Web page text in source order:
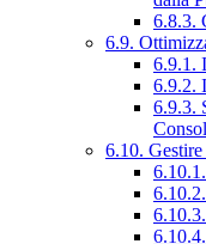
6.8.3.
6.9.
6.9.1.
6.9.2.
6.9.3.
6.10.